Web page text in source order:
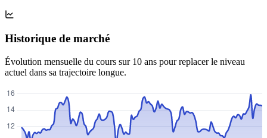
Historique de marché
Évolution mensuelle du cours sur 10 ans pour replacer le niveau
actuel dans sa trajectoire longue.